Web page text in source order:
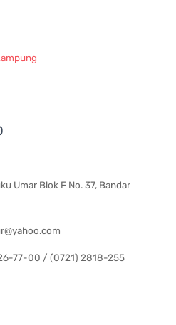
Umar Blok F No. 37, Bandar
77-00 / (0721) 2818-255